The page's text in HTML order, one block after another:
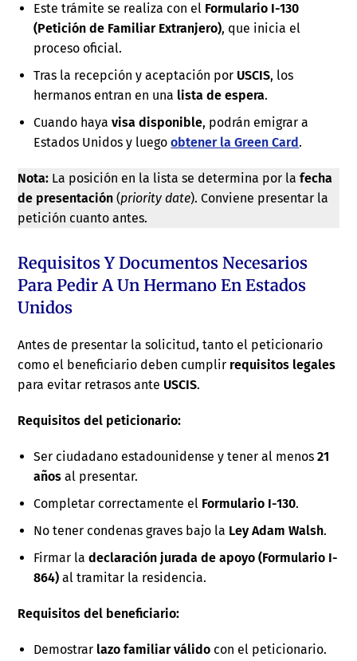
Este trámite se realiza con el Formulario I-130
(Petición de Familiar Extranjero), que inicia el
proceso oficial.
Tras la recepción y aceptación por USCIS, los
hermanos entran en una lista de espera.
Cuando hayavisa disponible, podrán emigrar a
Estados Unidos y luegoobtener la Green Card.
Nota: La posición en la lista se determina por lafecha
de presentación (priority date). Conviene presentar la
petición cuanto antes.
Requisitos Y Documentos Necesarios
Para Pedir A Un Hermano En Estados
Unidos
Antes de presentar la solicitud, tanto el peticionario
como el beneficiario deben cumplir requisitos legales
para evitar retrasos ante USCIS.
Requisitos del peticionario:
Ser ciudadano estadounidense y tener al menos21
años al presentar.
Completar correctamente el Formulario I-130.
No tener condenas graves bajo la Ley Adam Walsh.
Firmar ladeclaración jurada de apoyo (Formulario I-
864) al tramitar la residencia.
Requisitos del beneficiario:
Demostrar lazo familiar válido con el peticionario.